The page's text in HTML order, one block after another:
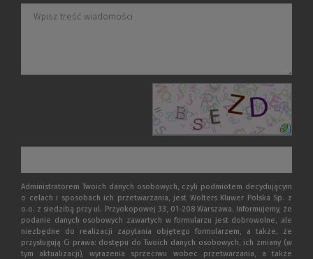
Administratorem Twoich danych osobowych, czyli podmiotem decydującym
o celach i sposobach ich przetwarzania, jest Wolters Kluwer Polska Sp. z
o.o. z siedzibą przy ul. Przyokopowej 33, 01-208 Warszawa. Informujemy, że
podanie danych osobowych zawartych w formularzu jest dobrowolne, ale
niezbędne do realizacji zapytania objętego formularzem, a także, że
przysługują Ci prawa: dostępu do Twoich danych osobowych, ich zmiany (w
tym aktualizacji), wyrażenia sprzeciwu wobec przetwarzania, a także